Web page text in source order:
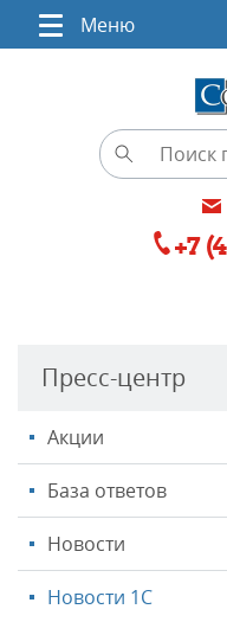
Меню
+7
Пресс-центр
Акции
База ответов
Новости
Новости 1С